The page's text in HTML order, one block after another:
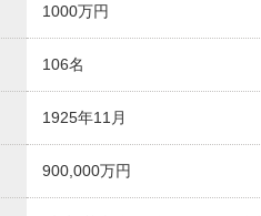
1000万円
106名
1925年11月
900,000万円